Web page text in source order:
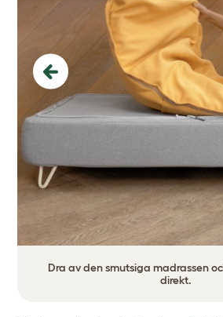
Dra av den smutsiga madrassen
direkt.
Previous